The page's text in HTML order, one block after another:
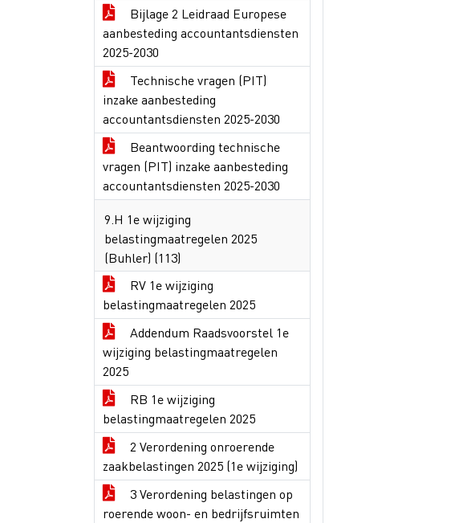
Bijlage 2 Leidraad Europese
aanbesteding accountantsdiensten
2025-2030
Technische vragen (PIT)
inzake aanbesteding
accountantsdiensten 2025-2030
Beantwoording technische
vragen (PIT) inzake aanbesteding
accountantsdiensten 2025-2030
9.H 1e wijziging
belastingmaatregelen 2025
(Buhler) (113)
RV 1e wijziging
belastingmaatregelen 2025
Addendum Raadsvoorstel 1e
wijziging belastingmaatregelen
2025
RB 1e wijziging
belastingmaatregelen 2025
2 Verordening onroerende
zaakbelastingen 2025 (1e wijziging)
3 Verordening belastingen op
roerende woon- en bedrijfsruimten